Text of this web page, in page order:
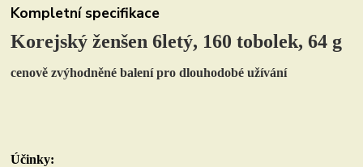
Kompletní specifikace
Korejský ženšen 6letý, 160 tobolek, 64 g
cenově zvýhodněné balení pro dlouhodobé užívání
Účinky: